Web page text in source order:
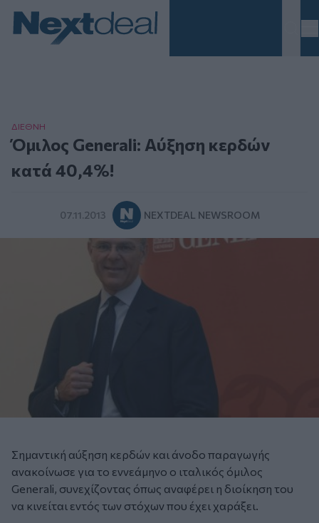
ΔΙΕΘΝΗ
Όμιλος Generali: Αύξηση κερδών
κατά 40,4%!
07.11.2013 NEXTDEAL NEWSROOM
Σημαντική αύξηση κερδών και άνοδο παραγωγής
ανακοίνωσε για το εννεάμηνο ο ιταλικός όμιλος
Generali, συνεχίζοντας όπως αναφέρει η διοίκηση του
να κινείται εντός των στόχων που έχει χαράξει.